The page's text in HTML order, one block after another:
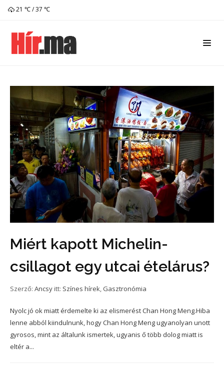
21 ℃ / 37 ℃
Miért kapott Michelin-
csillagot egy utcai ételárus?
Szerző: Ancsy itt: Színes hírek, Gasztronómia
Nyolc jó ok miatt érdemelte ki az elismerést Chan Hong Meng.Hiba
lenne abból kiindulnunk, hogy Chan Hong Meng ugyanolyan unott
gyrosos, mint az általunk ismertek, ugyanis ő több dolog miatt is
eltér a...